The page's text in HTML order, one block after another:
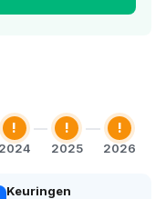
!
2024
!
2025
!
2026
Keuringen